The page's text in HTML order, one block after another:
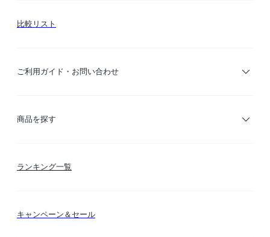
比較リスト
ご利用ガイド・お問い合わせ
ご利用ガイド
商品を探す
カテゴリー検索
ランキング一覧
キャンペーン＆セール